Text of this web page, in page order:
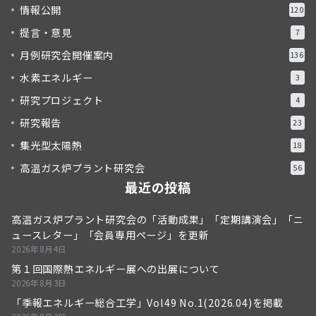
情報公開 120
提言・意見 7
月例研究会開催案内 136
水素エネルギー 3
研究プロジェクト 4
研究報告 23
集光型太陽熱 18
高温ガス炉プラント研究会 56
最近の投稿
高温ガス炉プラント研究会の「活動成果」「定期講演会」「ニ
ュースレター」「会員専用ページ」を更新
2026年8月4日
第１回国際熱エネルギー展への出展について
2026年8月3日
「季報エネルギー総合工学」Vol49 No.1(2026.04)を掲載